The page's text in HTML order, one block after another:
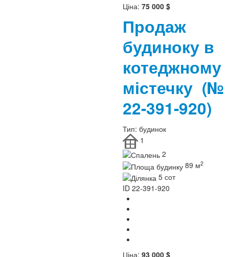
Ціна: 75 000 $
Продаж
будиноку в
котеджному
містечку (№
22-391-920)
Тип: будинок
1
2
89 м2
5 сот
ID 22-391-920
Ціна: 93 000 $